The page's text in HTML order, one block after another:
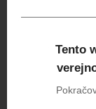
DAA IPSC
Tento